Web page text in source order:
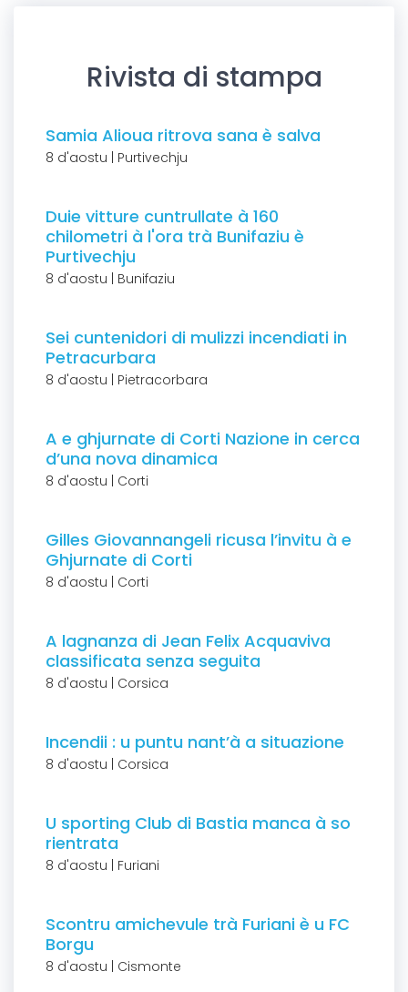
Rivista di stampa
Samia Alioua ritrova sana è salva
8 d'aostu | Purtivechju
Duie vitture cuntrullate à 160
chilometri à l'ora trà Bunifaziu è
Purtivechju
8 d'aostu | Bunifaziu
Sei cuntenidori di mulizzi incendiati in
Petracurbara
8 d'aostu | Pietracorbara
A e ghjurnate di Corti Nazione in cerca
d’una nova dinamica
8 d'aostu | Corti
Gilles Giovannangeli ricusa l’invitu à e
Ghjurnate di Corti
8 d'aostu | Corti
A lagnanza di Jean Felix Acquaviva
classificata senza seguita
8 d'aostu | Corsica
Incendii : u puntu nant’à a situazione
8 d'aostu | Corsica
U sporting Club di Bastia manca à so
rientrata
8 d'aostu | Furiani
Scontru amichevule trà Furiani è u FC
Borgu
8 d'aostu | Cismonte